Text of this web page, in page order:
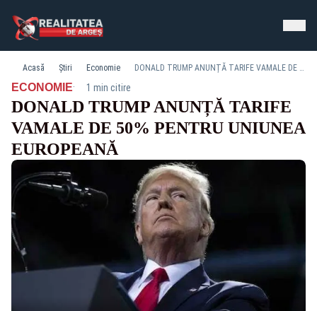
Acasă Știri Economie DONALD TRUMP ANUNȚĂ TARIFE VAMALE DE 50% PENTRU UNIUNEA EUROPEANĂ
ECONOMIE· 1 min citire
DONALD TRUMP ANUNȚĂ TARIFE
VAMALE DE 50% PENTRU UNIUNEA
EUROPEANĂ